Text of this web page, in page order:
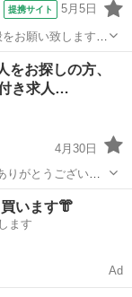
提携サイト 5月5日
お願い致します。
んなでサポートし
た業務が無いの
をお探しの方、
き求人…
4月30日
りがとうございま
!!☆ こちらの求人
おり相談だけでも
います👘
ます
Ad